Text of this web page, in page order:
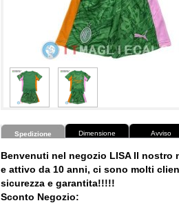
Spedizione Dimensione Avviso
Benvenuti nel negozio LISA Il nostro
e attivo da 10 anni, ci sono molti
sicurezza e garantita!!!!!
Sconto Negozio: